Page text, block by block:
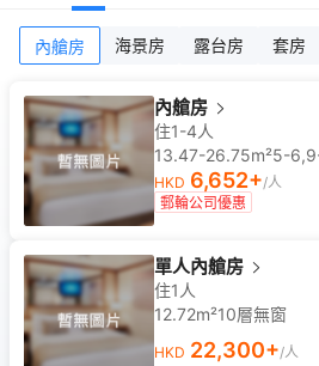
內艙房 海景房 露台房 套房
內艙房
住1-4人
13.47-26.75m²5-
HKD 6,652+/人
郵輪公司優惠
單人內艙房
住1人
12.72m²10層無窗
HKD 22,300+/人